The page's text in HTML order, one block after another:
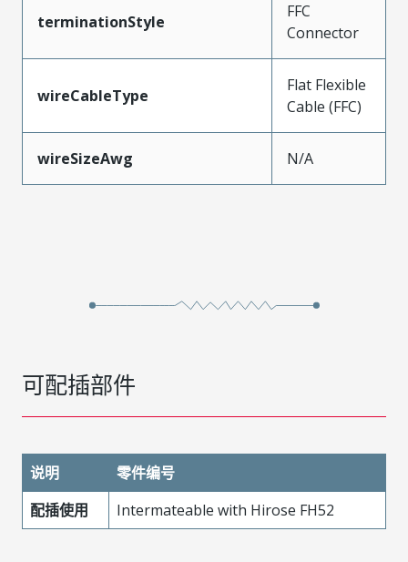
terminationStyle
FFC
Connector
wireCableType
Flat Flexible
Cable (FFC)
wireSizeAwg N/A
可配插部件
说明
零件编号
配插使用
Intermateable with Hirose FH52